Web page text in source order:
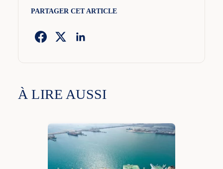
PARTAGER CET ARTICLE
À LIRE AUSSI